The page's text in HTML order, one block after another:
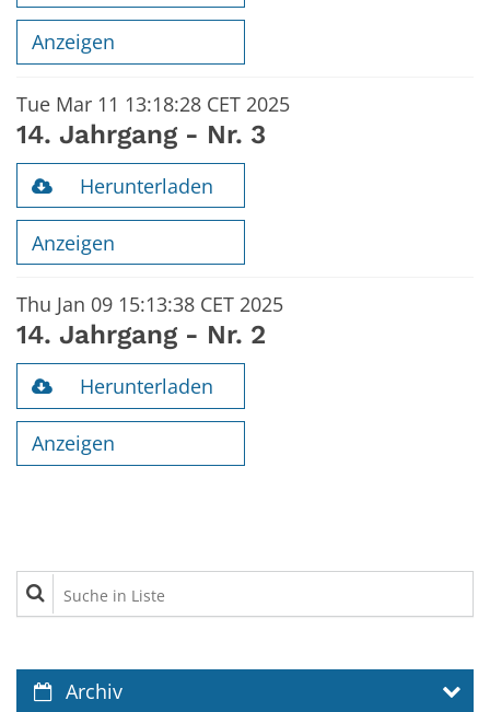
Anzeigen
Tue Mar 11 13:18:28 CET 2025
14. Jahrgang - Nr. 3
Herunterladen
Anzeigen
Thu Jan 09 15:13:38 CET 2025
14. Jahrgang - Nr. 2
Herunterladen
Anzeigen
Suche in Liste
Archiv